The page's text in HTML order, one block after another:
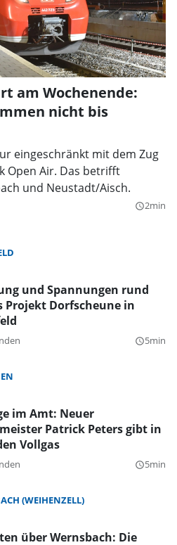
am Wochenende:
nicht bis
eingeschränkt mit dem Zug
Open Air. Das betrifft
und Neustadt/Aisch.
query_builder2min
und Spannungen rund
Projekt Dorfscheune in
query_builder5min
im Amt: Neuer
Patrick Peters gibt in
Vollgas
query_builder5min
(WEIHENZELL)
über Wernsbach: Die